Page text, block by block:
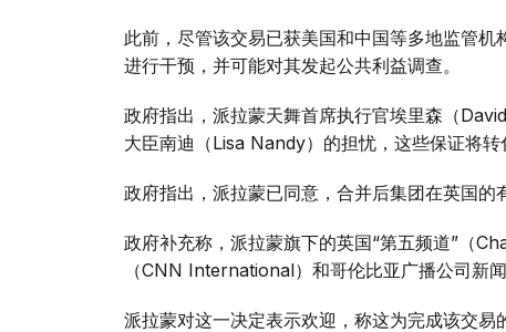
此前，尽管该交易已获美国和中国等多地监管
进行干预，并可能对其发起公共利益调查。
政府指出，派拉蒙天舞首席执行官埃里森（
大臣南迪（Lisa Nandy）的担忧，这些保证将转
政府指出，派拉蒙已同意，合并后集团在英国的
政府补充称，派拉蒙旗下的英国“第五频道”（
（CNN International）和哥伦比亚广播公司新
派拉蒙对这一决定表示欢迎，称这为完成该交易